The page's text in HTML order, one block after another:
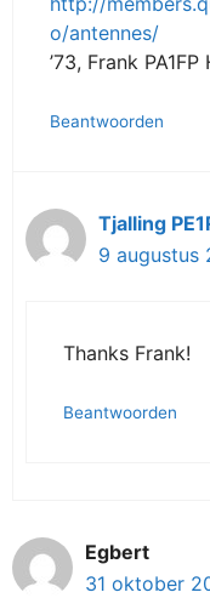
o/antennes/
’73, Frank
Beantwoorden
Tjalling
9 augustus
Thanks Frank!
Beantwoorden
Egbert
31 oktober